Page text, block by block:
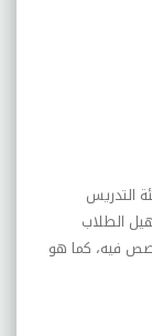
التدريس
الطلاب
فيه، كما هو